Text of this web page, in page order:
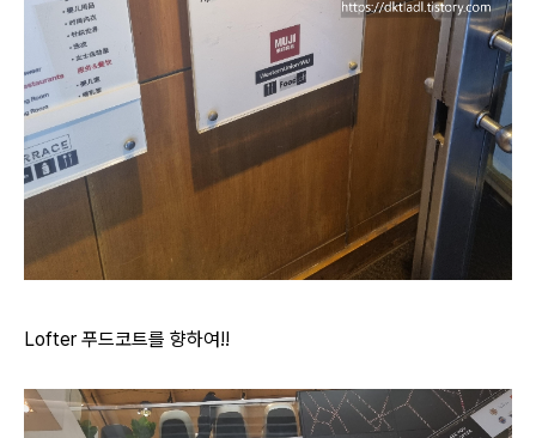
Lofter 푸드코트를 향하여!!